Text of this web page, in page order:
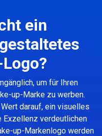
ein
um für Ihren
up-Marke zu werben.
darauf, ein visuelles
Exzellenz verdeutlichen
up-Markenlogo werden